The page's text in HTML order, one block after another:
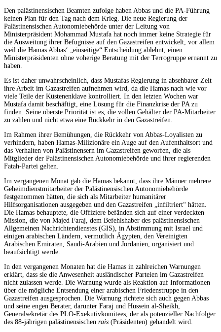
Den palästinensischen Beamten zufolge haben Abbas und die PA-Führung
keinen Plan für den Tag nach dem Krieg. Die neue Regierung der
Palästinensischen Autonomiebehörde unter der Leitung von
Ministerpräsident Mohammad Mustafa hat noch immer keine Strategie für
die Ausweitung ihrer Befugnisse auf den Gazastreifen entwickelt, vor allem
weil die Hamas Abbas‘ „einseitige“ Entscheidung ablehnt, einen
Ministerpräsidenten ohne voherige Beratung mit der Terrogruppe ernannt zu
haben.
Es ist daher unwahrscheinlich, dass Mustafas Regierung in absehbarer Zeit
ihre Arbeit im Gazastreifen aufnehmen wird, da die Hamas nach wie vor
viele Teile der Küstenenklave kontrolliert. In den letzten Wochen war
Mustafa damit beschäftigt, eine Lösung für die Finanzkrise der PA zu
finden. Seine oberste Priorität ist es, die vollen Gehälter der PA-Mitarbeiter
zu zahlen und nicht etwa eine Rückkehr in den Gazastreifen.
Im Rahmen ihrer Bemühungen, die Rückkehr von Abbas-Loyalisten zu
verhindern, haben Hamas-Milizionäre ein Auge auf den Aufenthaltsort und
das Verhalten von Palästinensern im Gazastreifen geworfen, die als
Mitglieder der Palästinensischen Autonomiebehörde und ihrer regierenden
Fatah-Partei gelten.
Im vergangenen Monat gab die Hamas bekannt, dass ihre Männer mehrere
Geheimdienstmitarbeiter der Palästinensischen Autonomiebehörde
festgenommen hätten, die sich als Mitarbeiter humanitärer
Hilfsorganisationen ausgegeben und den Gazastreifen „infiltriert“ hätten.
Die Hamas behauptete, die Offiziere befänden sich auf einer verdeckten
Mission, die von Majed Faraj, dem Befehlshaber des palästinensischen
Allgemeinen Nachrichtendienstes (GIS), in Abstimmung mit Israel und
einigen arabischen Ländern, vermutlich Ägypten, den Vereinigten
Arabischen Emiraten, Saudi-Arabien und Jordanien, organisiert und
beaufsichtigt werde.
In den vergangenen Monaten hat die Hamas in zahlreichen Warnungen
erklärt, dass sie die Anwesenheit ausländischer Parteien im Gazastreifen
nicht zulassen werde. Die Warnung wurde als Reaktion auf Informationen
über die mögliche Entsendung einer arabischen Friedenstruppe in den
Gazastreifen ausgesprochen. Die Warnung richtete sich auch gegen Abbas
und seine engen Berater, darunter Faraj und Hussein al-Sheikh,
Generalsekretär des PLO-Exekutivkomitees, der als potenzieller Nachfolger
des 88-jährigen palästinensischen rais (Präsidenten) gehandelt wird.